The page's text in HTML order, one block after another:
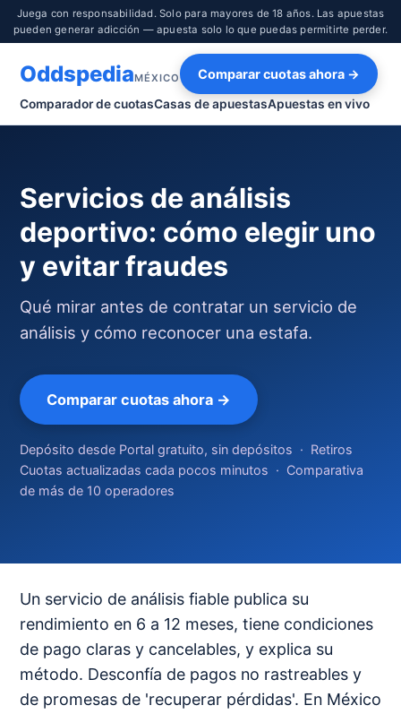
Juega con responsabilidad. Solo para mayores de 18 años. Las apuestas
pueden generar adicción — apuesta solo lo que puedas permitirte perder.
OddspediaMÉXICO
Comparador de cuotasCasas de apuestasApuestas en vivo
Comparar cuotas ahora →
Servicios de análisis
deportivo: cómo elegir uno
y evitar fraudes
Qué mirar antes de contratar un servicio de
análisis y cómo reconocer una estafa.
Comparar cuotas ahora →
Depósito desde Portal gratuito, sin depósitos · Retiros
Cuotas actualizadas cada pocos minutos · Comparativa
de más de 10 operadores
Un servicio de análisis fiable publica su
rendimiento en 6 a 12 meses, tiene condiciones
de pago claras y cancelables, y explica su
método. Desconfía de pagos no rastreables y
de promesas de 'recuperar pérdidas'. En México